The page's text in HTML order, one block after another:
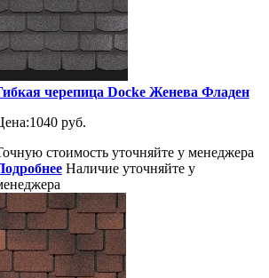
черепица Docke Женева Фладен
1040 руб.
стоимость уточняйте у менеджера
Наличие уточняйте у